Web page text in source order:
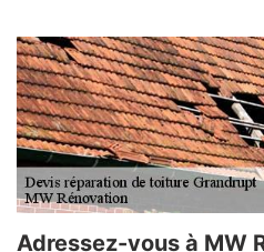
Adressez-vous à MW